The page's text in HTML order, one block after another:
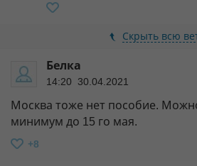
Скрыть всю
Белка
14:20 30.04.2021
Москва тоже нет пособие.
минимум до 15 го мая.
+8